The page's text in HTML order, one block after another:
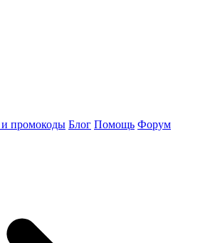
промокоды Блог Помощь Форум